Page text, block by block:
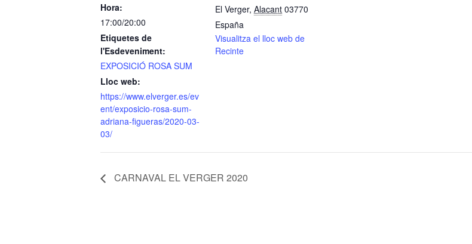
Hora:
17:00/20:00
Etiquetes de
l'Esdeveniment:
EXPOSICIÓ ROSA SUM
Lloc web:
https://www.elverger.es/ev
ent/exposicio-rosa-sum-
adriana-figueras/2020-03-
03/
El Verger, Alacant 03770
España
Visualitza el lloc web de
Recinte
CARNAVAL EL VERGER 2020